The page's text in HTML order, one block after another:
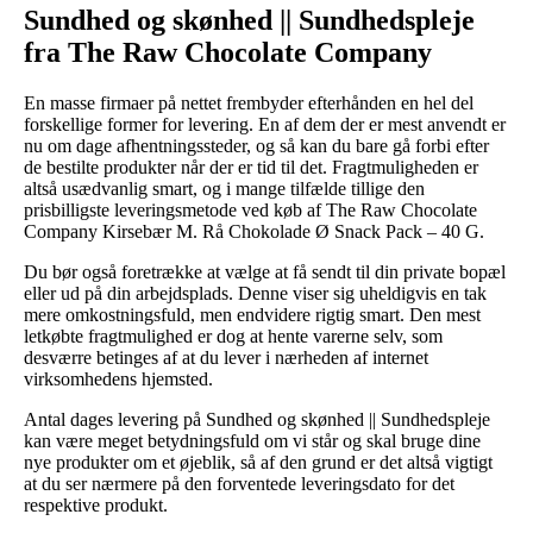
Sundhed og skønhed || Sundhedspleje
fra The Raw Chocolate Company
En masse firmaer på nettet frembyder efterhånden en hel del
forskellige former for levering. En af dem der er mest anvendt er
nu om dage afhentningssteder, og så kan du bare gå forbi efter
de bestilte produkter når der er tid til det. Fragtmuligheden er
altså usædvanlig smart, og i mange tilfælde tillige den
prisbilligste leveringsmetode ved køb af The Raw Chocolate
Company Kirsebær M. Rå Chokolade Ø Snack Pack – 40 G.
Du bør også foretrække at vælge at få sendt til din private bopæl
eller ud på din arbejdsplads. Denne viser sig uheldigvis en tak
mere omkostningsfuld, men endvidere rigtig smart. Den mest
letkøbte fragtmulighed er dog at hente varerne selv, som
desværre betinges af at du lever i nærheden af internet
virksomhedens hjemsted.
Antal dages levering på Sundhed og skønhed || Sundhedspleje
kan være meget betydningsfuld om vi står og skal bruge dine
nye produkter om et øjeblik, så af den grund er det altså vigtigt
at du ser nærmere på den forventede leveringsdato for det
respektive produkt.